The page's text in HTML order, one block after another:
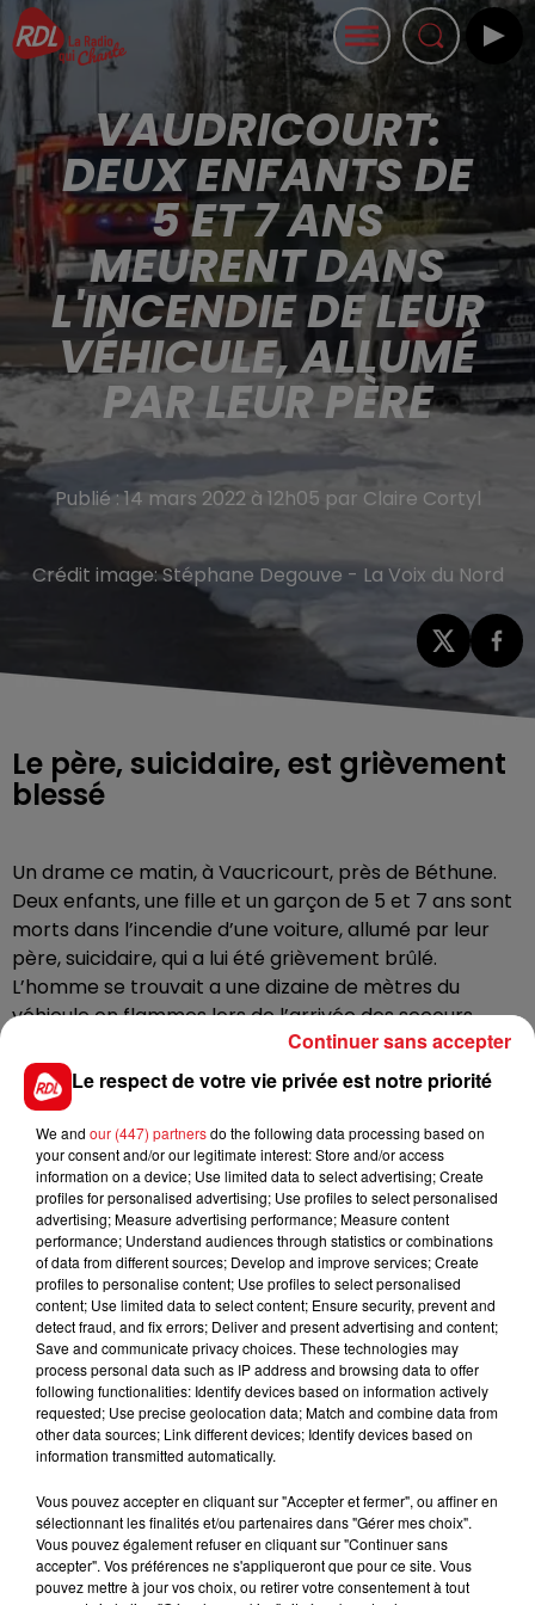
VAUDRICOURT:
DEUX ENFANTS DE
5 ET 7 ANS
MEURENT DANS
L'INCENDIE DE LEUR
VÉHICULE, ALLUMÉ
PAR LEUR PÈRE
Publié : 14 mars 2022 à 12h05 par Claire Cortyl
Crédit image:Stéphane Degouve - La Voix du Nord
Le père, suicidaire, est grièvement
blessé
Un drame ce matin, à Vaucricourt, près de Béthune.
Deux enfants, une fille et un garçon de 5 et 7 ans sont
morts dans l’incendie d’une voiture, allumé par leur
père, suicidaire, qui a lui été grièvement brûlé.
L’homme se trouvait a une dizaine de mètres du
véhicule en flammes lors de l’arrivée des secours,
alors que les enfants étaient, eux, piégés à l’intérieur
du véhicule. Ils n’ont pas survécu.
FIL D'ACTUS
15 juillet 2026
BÉTHUNE: ENQUÊTE POUR HOMICIDE
VOLONTAIRE EN COURS, APRÈS LA...
Selon les premiers éléments, le logement servait
à des prostituées
Le respect de votre vie privée est notre priorité
We and our (447) partnersdo the following data processing based on
your consent and/or our legitimate interest: Store and/or access
information on a device; Use limited data to select advertising; Create
profiles for personalised advertising; Use profiles to select personalised
advertising; Measure advertising performance; Measure content
performance; Understand audiences through statistics or combinations
of data from different sources; Develop and improve services; Create
profiles to personalise content; Use profiles to select personalised
content; Use limited data to select content; Ensure security, prevent and
detect fraud, and fix errors; Deliver and present advertising and content;
Save and communicate privacy choices. These technologies may
process personal data such as IP address and browsing data to offer
following functionalities: Identify devices based on information actively
requested; Use precise geolocation data; Match and combine data from
other data sources; Link different devices; Identify devices based on
information transmitted automatically.
Vous pouvez accepter en cliquant sur "Accepter et fermer", ou affiner en
sélectionnant les finalités et/ou partenaires dans "Gérer mes choix".
Vous pouvez également refuser en cliquant sur "Continuer sans
accepter". Vos préférences ne s'appliqueront que pour ce site. Vous
pouvez mettre à jour vos choix, ou retirer votre consentement à tout
Continuer sans accepter